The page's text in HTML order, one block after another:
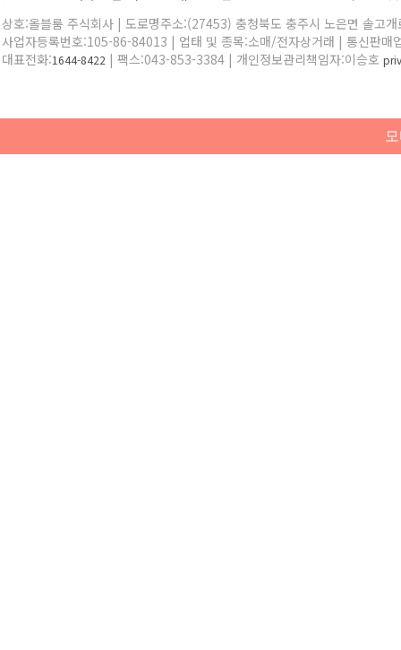
상호:올블룸 주식회사 | 도로명주소:(27453) 충청북도 충주시 노은면 솔고
사업자등록번호:105-86-84013 | 업태 및 종목:소매/전자상거래 | 통신판매
대표전화:1644-8422 | 팩스:043-853-3384 | 개인정보관리책임자:이승호